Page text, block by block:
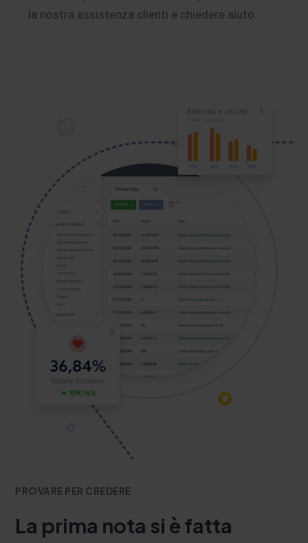
la nostra assistenza clienti e chiedere aiuto.
PROVARE PER CREDERE
La prima nota si è fatta